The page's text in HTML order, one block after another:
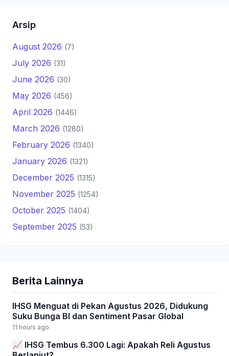
Arsip
August 2026 (7)
July 2026 (31)
June 2026 (30)
May 2026 (456)
April 2026 (1446)
March 2026 (1280)
February 2026 (1340)
January 2026 (1321)
December 2025 (1315)
November 2025 (1254)
October 2025 (1404)
September 2025 (53)
Berita Lainnya
IHSG Menguat di Pekan Agustus 2026, Didukung
Suku Bunga BI dan Sentiment Pasar Global
11 hours ago
📈 IHSG Tembus 6.300 Lagi: Apakah Reli Agustus